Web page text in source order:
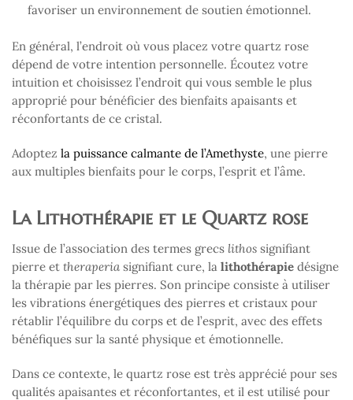
favoriser un environnement de soutien émotionnel.
En général, l’endroit où vous placez votre quartz rose
dépend de votre intention personnelle. Écoutez votre
intuition et choisissez l’endroit qui vous semble le plus
approprié pour bénéficier des bienfaits apaisants et
réconfortants de ce cristal.
Adoptez la puissance calmante de l’Amethyste, une pierre
aux multiples bienfaits pour le corps, l’esprit et l’âme.
La Lithothérapie et le Quartz rose
Issue de l’association des termes grecs lithos signifiant
pierre et theraperia signifiant cure, la lithothérapie désigne
la thérapie par les pierres. Son principe consiste à utiliser
les vibrations énergétiques des pierres et cristaux pour
rétablir l’équilibre du corps et de l’esprit, avec des effets
bénéfiques sur la santé physique et émotionnelle.
Dans ce contexte, le quartz rose est très apprécié pour ses
qualités apaisantes et réconfortantes, et il est utilisé pour